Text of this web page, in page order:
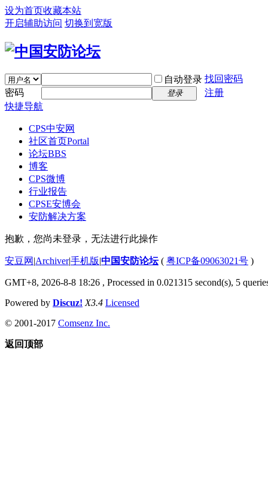
设为首页收藏本站
开启辅助访问 切换到宽版
自动登录 找回密码
密码
登录
注册
快捷导航
CPS中安网
社区首页Portal
论坛BBS
博客
CPS微博
行业报告
CPSE安博会
安防解决方案
抱歉，您尚未登录，无法进行此操作
安豆网 |Archiver|手机版|中国安防论坛( 粤ICP备09063021号 )
GMT+8, 2026-8-8 18:26 , Processed in 0.021315 second(s), 5
Powered by Discuz! X3.4 Licensed
© 2001-2017 Comsenz Inc.
返回顶部